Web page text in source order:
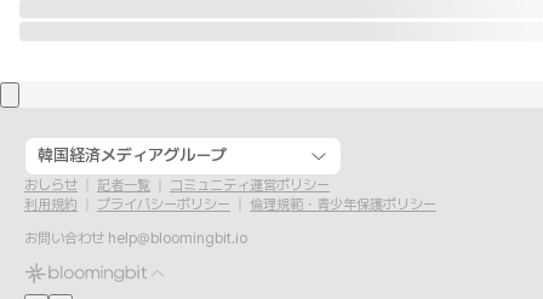
韓国経済メディアグループ
おしらせ 記者一覧
コミュニティ運営ポリシー
利用規約
プライバシーポリシー
倫理規範・青少年保護ポリシー
お問い合わせ help@bloomingbit.io